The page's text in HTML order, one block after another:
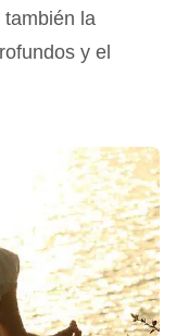
también la
y el